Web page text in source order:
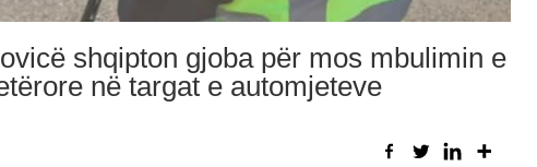
shqipton gjoba për mos mbulimin e
në targat e automjeteve